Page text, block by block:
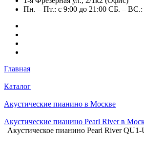
Пн. – Пт.: с 9:00 до 21:00 СБ. – ВС.:
Главная
Каталог
Акустические пианино в Москве
Акустические пианино Pearl River в
Акустическое пианино Pearl River